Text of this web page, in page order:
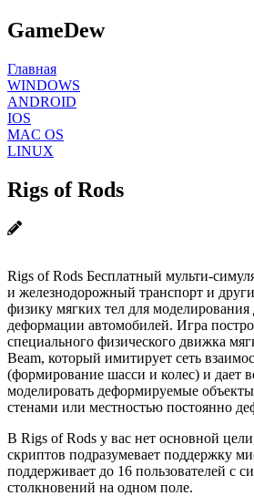
GameDew
Главная
WINDOWS
ANDROID
IOS
MAC OS
LINUX
Rigs of Rods
Rigs of Rods Бесплатный мульти-
и железнодорожный транспорт и
физику мягких тел для
деформации автомобилей. Игра
специального физического движка
Beam, который имитирует сеть
(формирование шасси и колес) и дает
моделировать деформируемые
стенами или местностью постоянно
В Rigs of Rods у вас нет основной
скриптов подразумевает поддержку
поддерживает до 16 пользователей с
столкновений на одном поле.